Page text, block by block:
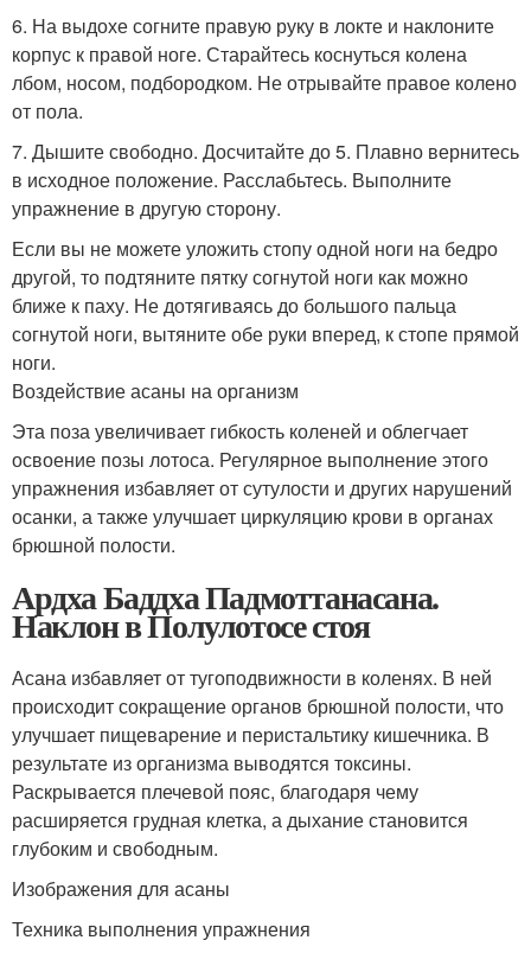
6. На выдохе согните правую руку в локте и наклоните
корпус к правой ноге. Старайтесь коснуться колена
лбом, носом, подбородком. Не отрывайте правое колено
от пола.
7. Дышите свободно. Досчитайте до 5. Плавно вернитесь
в исходное положение. Расслабьтесь. Выполните
упражнение в другую сторону.
Если вы не можете уложить стопу одной ноги на бедро
другой, то подтяните пятку согнутой ноги как можно
ближе к паху. Не дотягиваясь до большого пальца
согнутой ноги, вытяните обе руки вперед, к стопе прямой
ноги.
Воздействие асаны на организм
Эта поза увеличивает гибкость коленей и облегчает
освоение позы лотоса. Регулярное выполнение этого
упражнения избавляет от сутулости и других нарушений
осанки, а также улучшает циркуляцию крови в органах
брюшной полости.
Ардха Баддха Падмоттанасана.
Наклон в Полулотосе стоя
Асана избавляет от тугоподвижности в коленях. В ней
происходит сокращение органов брюшной полости, что
улучшает пищеварение и перистальтику кишечника. В
результате из организма выводятся токсины.
Раскрывается плечевой пояс, благодаря чему
расширяется грудная клетка, а дыхание становится
глубоким и свободным.
Изображения для асаны
Техника выполнения упражнения